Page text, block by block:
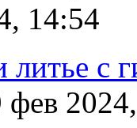
14:54
с
фев